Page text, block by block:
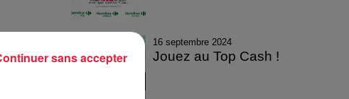
16 septembre 2024
Jouez au Top Cash !
sans accepter